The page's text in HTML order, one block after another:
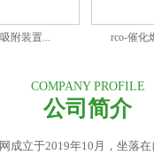
附装置... rco-催化
COMPANY PROFILE
公司简介
成立于2019年10月，坐落